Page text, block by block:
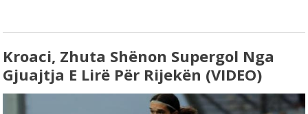
Kroaci, Zhuta Shënon Supergol Nga
Gjuajtja E Lirë Për Rijekën (VIDEO)